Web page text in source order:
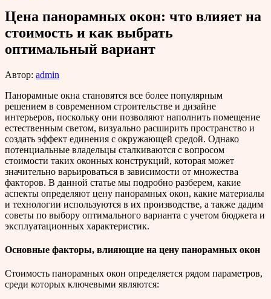
Цена панорамных окон: что влияет на
стоимость и как выбрать
оптимальный вариант
Автор: admin
Панорамные окна становятся все более популярным
решением в современном строительстве и дизайне
интерьеров, поскольку они позволяют наполнить помещение
естественным светом, визуально расширить пространство и
создать эффект единения с окружающей средой. Однако
потенциальные владельцы сталкиваются с вопросом
стоимости таких оконных конструкций, которая может
значительно варьироваться в зависимости от множества
факторов. В данной статье мы подробно разберем, какие
аспекты определяют цену панорамных окон, какие материалы
и технологии используются в их производстве, а также дадим
советы по выбору оптимального варианта с учетом бюджета и
эксплуатационных характеристик.
Основные факторы, влияющие на цену панорамных окон
Стоимость панорамных окон определяется рядом параметров,
среди которых ключевыми являются: